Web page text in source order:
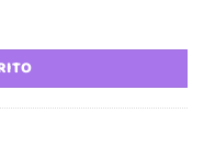
cantidad